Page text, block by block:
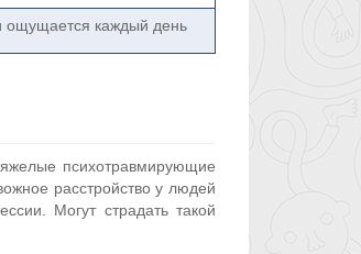
ощущается каждый день
психотравмирующие
расстройство у людей
Могут страдать такой